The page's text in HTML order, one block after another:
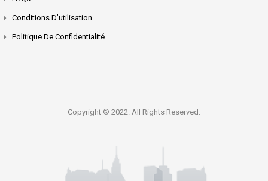
Conditions D’utilisation
Politique De Confidentialité
Copyright © 2022. All Rights Reserved.